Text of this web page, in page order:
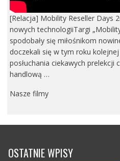
[Relacja] Mobility Reseller Days
nowych technologiiTargi
spodobały się miłośnikom
doczekali się w tym roku
posłuchania ciekawych prelekcji
handlową …
Nasze filmy
OSTATNIE WPISY